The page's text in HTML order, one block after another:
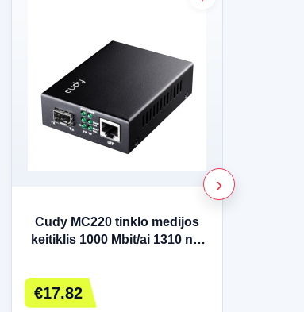
Cudy MC220 tinklo medijos
keitiklis 1000 Mbit/ai 1310 nm
€17.82